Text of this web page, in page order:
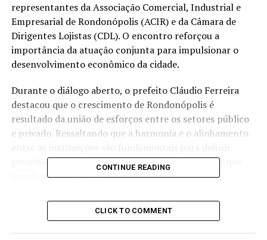
representantes da Associação Comercial, Industrial e
Empresarial de Rondonópolis (ACIR) e da Câmara de
Dirigentes Lojistas (CDL). O encontro reforçou a
importância da atuação conjunta para impulsionar o
desenvolvimento econômico da cidade.
Durante o diálogo aberto, o prefeito Cláudio Ferreira
destacou que o crescimento de Rondonópolis é
resultado da união de esforços entre os setores público
e privado. Ressaltando que a harmonia e o alinhamento
prioridades, organizar demandas e garantir ações que
beneficiem toda a população.
“A cidade é resultado de iniciativas tanto do setor
público quanto do privado. Essa sinergia é fundamental
para que Rondonópolis continue se desenvolvendo,
CONTINUE READING
CLICK TO COMMENT